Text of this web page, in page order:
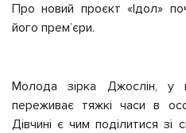
Про новий проєкт «Ідол»
його прем’єри.
Молода зірка Джослін, у
переживає тяжкі часи в
Дівчині є чим поділитися